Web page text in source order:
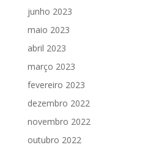
junho 2023
maio 2023
abril 2023
março 2023
fevereiro 2023
dezembro 2022
novembro 2022
outubro 2022